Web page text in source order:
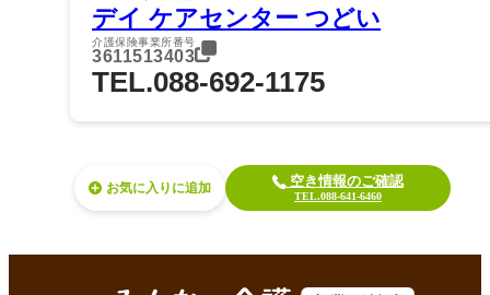
デイ ケアセンター つどい
介護保険事業所番号
3611513403
TEL.088-692-1175
お気に入り 空き情報のご確認
TEL.088-641-6460